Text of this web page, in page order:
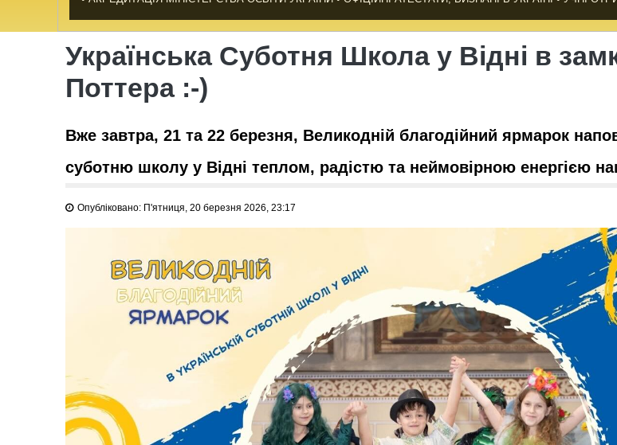
Українська Суботня Школа у Відні в
Поттера :-)
Вже завтра, 21 та 22 березня, Великодній благодійний ярмарок
суботню школу у Відні теплом, радістю та неймовірною енергією
Опубліковано: П'ятниця, 20 березня 2026, 23:17